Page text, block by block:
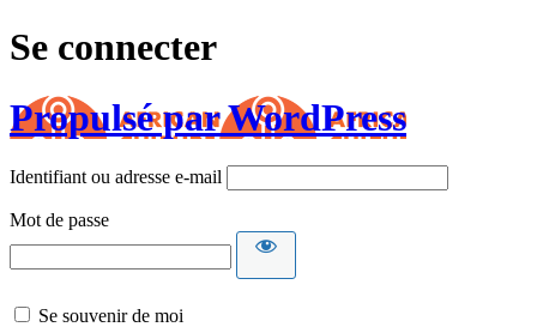
Se connecter
Propulsé par WordPress
Identifiant ou adresse e-mail
Mot de passe
Se souvenir de moi